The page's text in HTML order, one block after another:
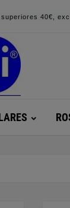
40€,